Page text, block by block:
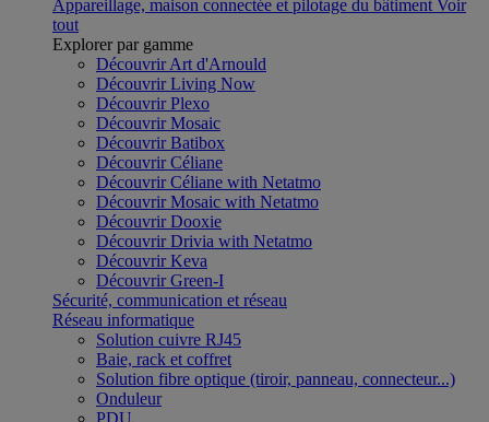
Appareillage, maison connectée et pilotage du bâtiment Voir
tout
Explorer par gamme
Découvrir Art d'Arnould
Découvrir Living Now
Découvrir Plexo
Découvrir Mosaic
Découvrir Batibox
Découvrir Céliane
Découvrir Céliane with Netatmo
Découvrir Mosaic with Netatmo
Découvrir Dooxie
Découvrir Drivia with Netatmo
Découvrir Keva
Découvrir Green-I
Sécurité, communication et réseau
Réseau informatique
Solution cuivre RJ45
Baie, rack et coffret
Solution fibre optique (tiroir, panneau, connecteur...)
Onduleur
PDU